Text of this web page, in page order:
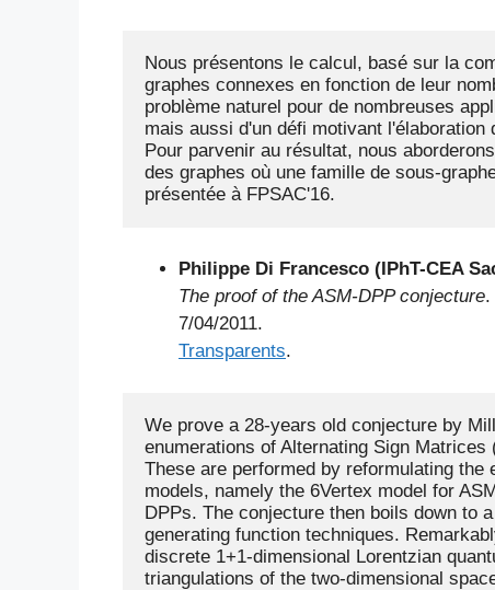
Nous présentons le calcul, basé sur la
graphes connexes en fonction de leur
problème naturel pour de nombreuses
mais aussi d'un défi motivant
Pour parvenir au résultat, nous
des graphes où une famille de sous-
présentée à FPSAC'16.
Philippe Di Francesco (IPhT-CEA
The proof of the ASM-DPP conjecture.
7/04/2011.
Transparents.
We prove a 28-years old conjecture by
enumerations of Alternating Sign
These are performed by reformulating
models, namely the 6Vertex model for
DPPs. The conjecture then boils down to
generating function techniques.
discrete 1+1-dimensional Lorentzian
triangulations of the two-dimensional